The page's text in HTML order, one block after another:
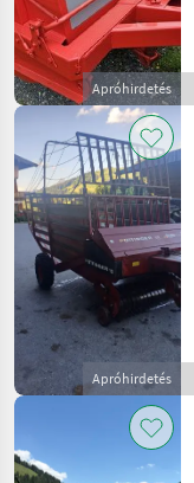
Apróhirdetés
Apróhirdetés